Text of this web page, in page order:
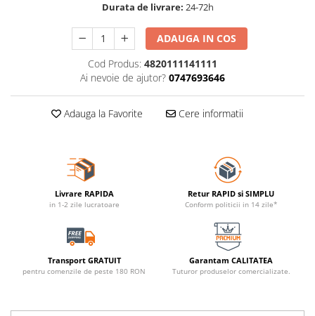
Durata de livrare: 24-72h
ADAUGA IN COS
Cod Produs: 4820111141111
Ai nevoie de ajutor? 0747693646
Adauga la Favorite Cere informatii
Livrare RAPIDA
in 1-2 zile lucratoare
Retur RAPID si SIMPLU
Conform politicii in 14 zile*
Transport GRATUIT
pentru comenzile de peste 180 RON
Garantam CALITATEA
Tuturor produselor comercializate.